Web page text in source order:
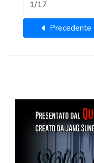
Precedente